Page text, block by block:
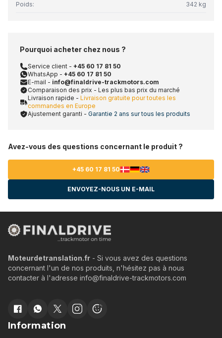
Poids: 342 kg
Pourquoi acheter chez nous ?
Service client - +45 60 17 81 50
WhatsApp - +45 60 17 81 50
E-mail - info@finaldrive-trackmotors.com
Comparaison des prix - Les plus bas prix du marché
Livraison rapide - Livraison gratuite pour toutes les
commandes en Europe
Ajustement garanti - Garantie 2 ans sur tous les produits
Avez-vous des questions concernant le produit ?
+45 60 17 81 50
ENVOYEZ-NOUS UN E-MAIL
Moteurdetranslation.fr - Si vous avez des questions
concernant l'un de nos produits, n'hésitez pas à nous
contacter à l'adresse info@finaldrive-trackmotors.com
Information